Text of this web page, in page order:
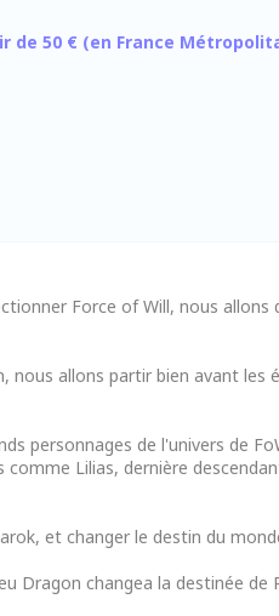
de 50 € (en France
Force of Will, nous
nous allons partir bien avant les
personnages de l'univers de
Lilias, dernière
et changer le destin du
Dragon changea la destinée de